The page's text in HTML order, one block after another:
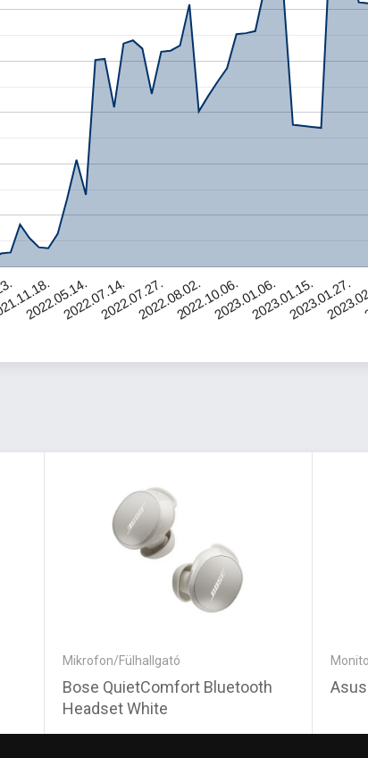
2022.05.14.2022.07.14.2022.07.27.2022.08.02.2022.10.06.2023.01.06.2023.01.15.2023.01.27.
Mikrofon/Fülhallgató
Bose QuietComfort Bluetooth
Headset White
Asus